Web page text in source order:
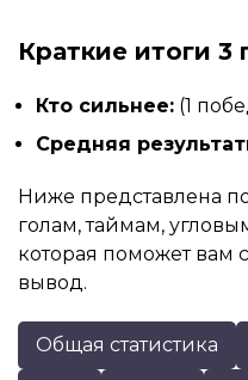
Краткие итоги 3
Кто сильнее: (1
Средняя
Ниже представлена
голам, таймам,
которая поможет вам
вывод.
Общая статистика